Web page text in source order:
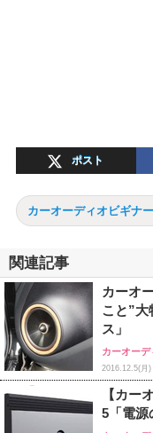
ポスト
カーオーディオビギナ
関連記事
カーオ
こと”大
ス」
カーオー
2016.12.5(月
【カー
5「電源